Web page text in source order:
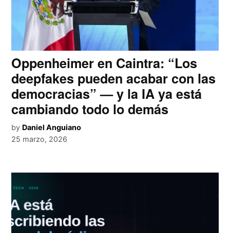
Oppenheimer en Caintra: “Los
deepfakes pueden acabar con las
democracias” — y la IA ya está
cambiando todo lo demás
by Daniel Anguiano
25 marzo, 2026